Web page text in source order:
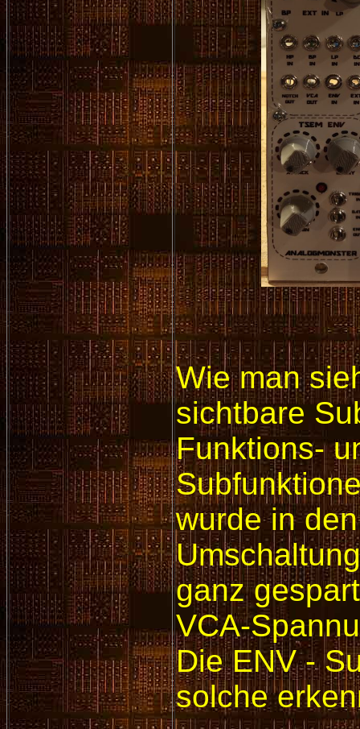
Wie man
sichtbare
Funktions-
wurde in
ganz
VCA-
Die ENV -
solche